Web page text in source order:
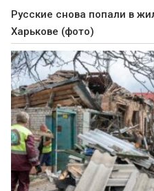
Русские снова попали в
Харькове (фото)